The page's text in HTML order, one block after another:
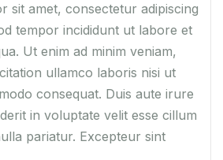
sit amet, consectetur adipiscing
tempor incididunt ut labore et
Ut enim ad minim veniam,
ullamco laboris nisi ut
consequat. Duis aute irure
in voluptate velit esse cillum
pariatur. Excepteur sint